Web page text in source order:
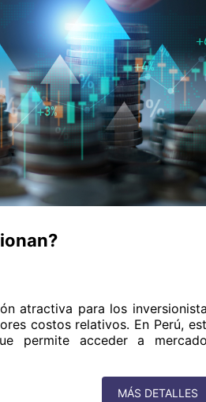
atractiva para los
costos relativos. En Perú,
permite acceder a
MÁS DETALLES